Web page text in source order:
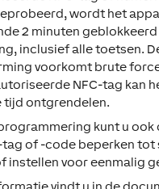
wordt het
2 minuten
inclusief alle toetsen.
voorkomt brute
NFC-tag kan
tijd ontgrendelen.
kunt u ook
tag of -code beperken tot
instellen voor eenmalig